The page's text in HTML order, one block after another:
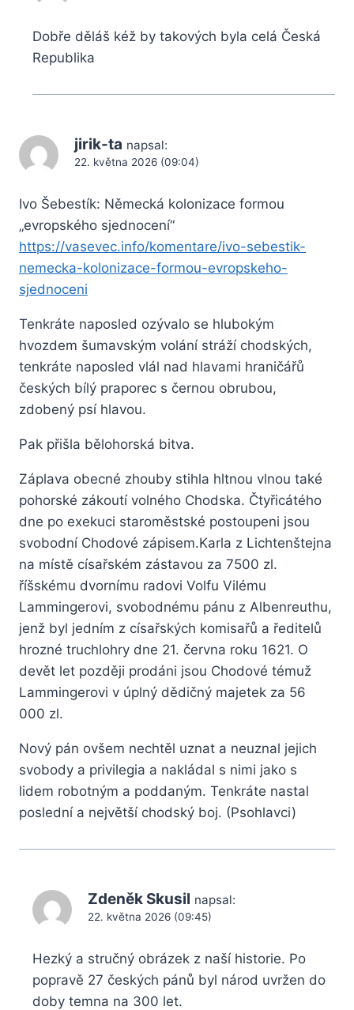
Dobře děláš kéž by takových byla celá Česká
Republika
jirik-ta napsal:
22. května 2026 (09:04)
Ivo Šebestík: Německá kolonizace formou
„evropského sjednocení“
https://vasevec.info/komentare/ivo-sebestik-
nemecka-kolonizace-formou-evropskeho-
sjednoceni
Tenkráte naposled ozývalo se hlubokým
hvozdem šumavským volání stráží chodských,
tenkráte naposled vlál nad hlavami hraničářů
českých bílý praporec s černou obrubou,
zdobený psí hlavou.
Pak přišla bělohorská bitva.
Záplava obecné zhouby stihla hltnou vlnou také
pohorské zákoutí volného Chodska. Čtyřicátého
dne po exekuci staroměstské postoupeni jsou
svobodní Chodové zápisem.Karla z Lichtenštejna
na místě císařském zástavou za 7500 zl.
říšskému dvornímu radovi Volfu Vilému
Lammingerovi, svobodnému pánu z Albenreuthu,
jenž byl jedním z císařských komisařů a ředitelů
hrozné truchlohry dne 21. června roku 1621. O
devět let později prodáni jsou Chodové témuž
Lammingerovi v úplný dědičný majetek za 56
000 zl.
Nový pán ovšem nechtěl uznat a neuznal jejich
svobody a privilegia a nakládal s nimi jako s
lidem robotným a poddaným. Tenkráte nastal
poslední a největší chodský boj. (Psohlavci)
Zdeněk Skusil napsal:
22. května 2026 (09:45)
Hezký a stručný obrázek z naší historie. Po
popravě 27 českých pánů byl národ uvržen do
doby temna na 300 let.